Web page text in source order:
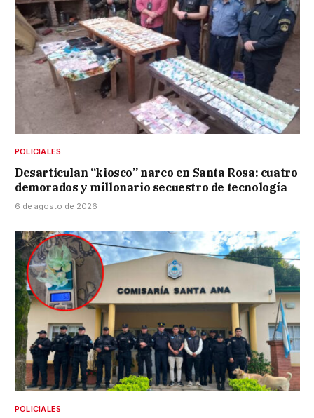
POLICIALES
Desarticulan “kiosco” narco en Santa Rosa: cuatro
demorados y millonario secuestro de tecnología
6 de agosto de 2026
POLICIALES